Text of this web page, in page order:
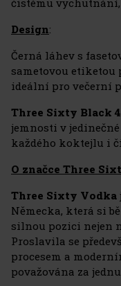
Design:
Černá láhev s
sametovou etiketou
ideální pro večerní
Three Sixty Black
jemnosti v
každého koktejlu i
O značce Three
Three Sixty Vodka
Německa, která si
silnou pozici nejen
Proslavila se
procesem a
považována za